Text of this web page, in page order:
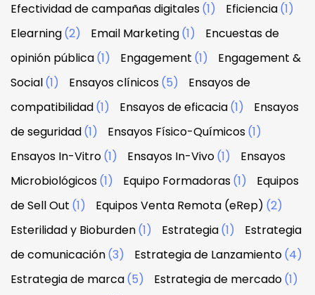
Efectividad de campañas digitales(1) Eficiencia(1)
Elearning(2) Email Marketing(1)
Encuestas de
opinión pública(1) Engagement (1)
Engagement &
Social(1) Ensayos clínicos(5)
Ensayos de
compatibilidad(1) Ensayos de eficacia(1)
Ensayos
de seguridad(1) Ensayos Físico-Químicos(1)
Ensayos In-Vitro(1) Ensayos In-Vivo(1)
Ensayos
Microbiológicos(1) Equipo Formadoras(1)
Equipos
de Sell Out (1) Equipos Venta Remota (eRep) (2)
Esterilidad y Bioburden(1) Estrategia(1)
Estrategia
de comunicación(3) Estrategia de Lanzamiento(4)
Estrategia de marca(5) Estrategia de mercado(1)